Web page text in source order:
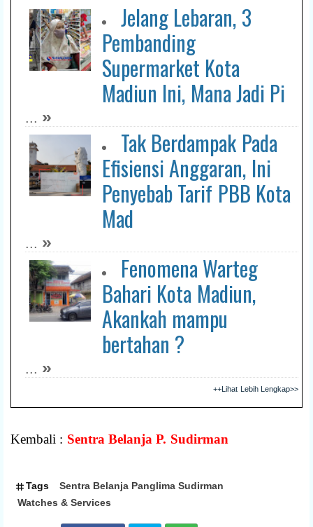
Jelang Lebaran, 3
Pembanding
Supermarket Kota
Madiun Ini, Mana Jadi Pi
... »
Tak Berdampak Pada
Efisiensi Anggaran, Ini
Penyebab Tarif PBB Kota
Mad
... »
Fenomena Warteg
Bahari Kota Madiun,
Akankah mampu
bertahan ?
... »
++Lihat Lebih Lengkap>>
Kembali : Sentra Belanja P. Sudirman
Tags
Sentra Belanja Panglima Sudirman
Watches & Services